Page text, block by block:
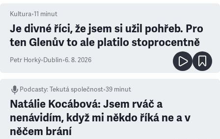
Kultura•11 minut
Je divné říci, že jsem si užil pohřeb. Pro
ten Glenův to ale platilo stoprocentně
Petr Horký•Dublin•6. 8. 2026
Podcasty:Tekutá společnost•39 minut
Natálie Kocábová: Jsem rváč a
nenávidím, když mi někdo říká ne a v
něčem brání